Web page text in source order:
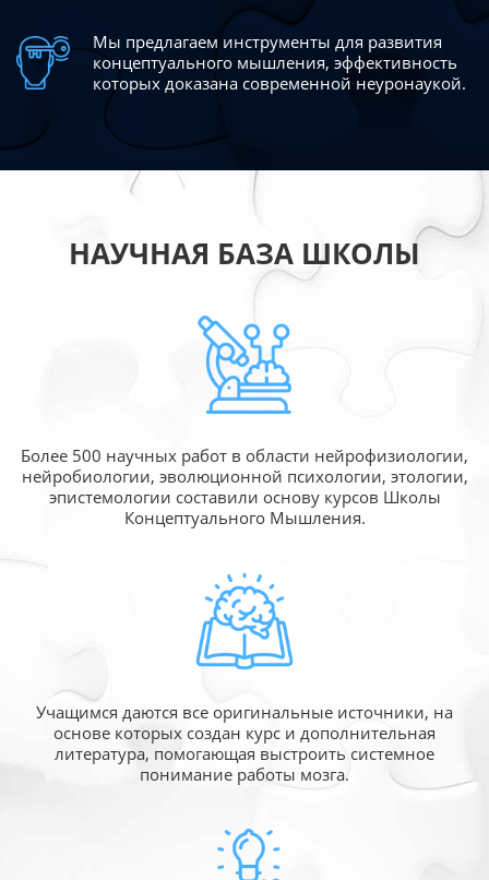
Мы предлагаем инструменты для развития
концептуального мышления, эффективность
которых доказана современной неуронаукой.
НАУЧНАЯ БАЗА ШКОЛЫ
Более 500 научных работ в области нейрофизиологии,
нейробиологии, эволюционной психологии, этологии,
эпистемологии составили основу курсов Школы
Концептуального Мышления.
Учащимся даются все оригинальные источники, на
основе которых создан курс и дополнительная
литература, помогающая выстроить системное
понимание работы мозга.